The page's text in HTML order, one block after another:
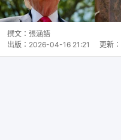
撰文： 張涵語
出版： 2026-04-16 21:21 更新：